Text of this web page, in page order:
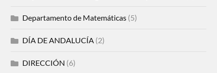
Departamento de Matemáticas (5)
DÍA DE ANDALUCÍA (2)
DIRECCIÓN (6)